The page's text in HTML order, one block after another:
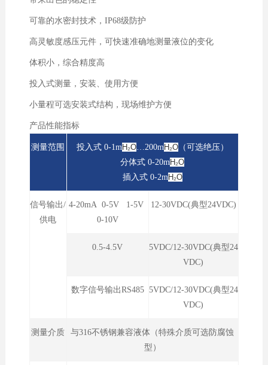
可靠的水密封技术，IP68级防护
高灵敏度感压元件，可快速准确地测量液位的变化
体积小，综合精度高
投入式测量，安装、使用方便
小量程可选安装式结构，现场维护方便
产品性能指标
测量范围 投入式 0-1mH₂O…200mH₂O（可选绝压）
分体式 0-20mH₂O
插入式 0-2mH₂O
信号输出/
供电
4-20mA 0-5V 1-5V
0-10V
12-30VDC(典型24VDC)
0.5-4.5V
5VDC/12-30VDC(典型24
VDC)
数字信号输出RS485 5VDC/12-30VDC(典型24
VDC)
测量介质
与316不锈钢兼容液体（特殊介质可选防腐蚀
型）